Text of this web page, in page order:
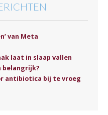
van Meta
laat in slaap vallen
belangrijk?
antibiotica bij te vroeg